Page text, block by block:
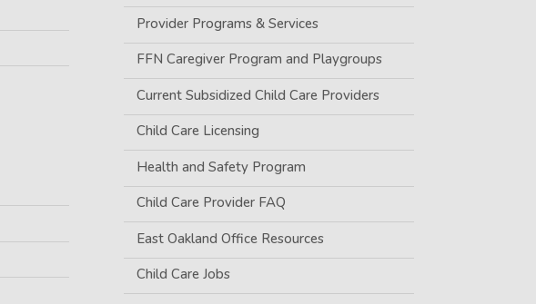
Provider Programs & Services
FFN Caregiver Program and Playgroups
Current Subsidized Child Care Providers
Child Care Licensing
Health and Safety Program
Child Care Provider FAQ
East Oakland Office Resources
Child Care Jobs